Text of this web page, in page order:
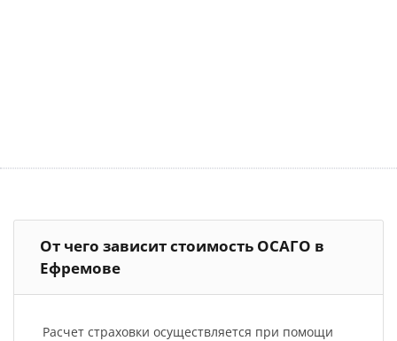
От чего зависит стоимость ОСАГО в
Ефремове
Расчет страховки осуществляется при помощи